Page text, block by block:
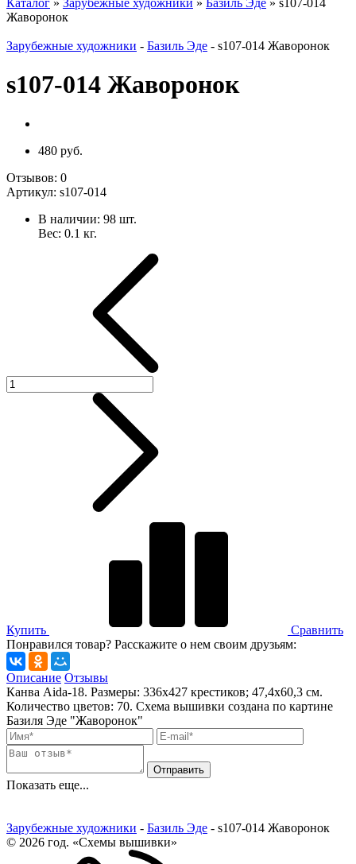
Каталог » Зарубежные художники » Базиль Эде » s107-014
Жаворонок
Зарубежные художники - Базиль Эде - s107-014 Жаворонок
s107-014 Жаворонок
480 руб.
Отзывов: 0
Артикул: s107-014
В наличии: 98 шт.
Вес: 0.1 кг.
Купить
Сравнить
Понравился товар? Расскажите о нем своим друзьям:
Описание Отзывы
Канва Aida-18. Размеры: 336х427 крестиков; 47,4х60,3 см.
Количество цветов: 70. Схема вышивки создана по картине
Базиля Эде "Жаворонок"
Показать еще...
Зарубежные художники - Базиль Эде - s107-014 Жаворонок
© 2026 год. «Схемы вышивки»